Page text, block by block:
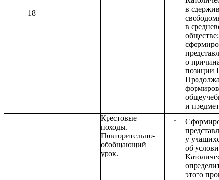
18
в
в
обществе;
о
позиции
и
Крестовые
походы.
Повторительно-
обобщающий
урок.
1
у
об
этого